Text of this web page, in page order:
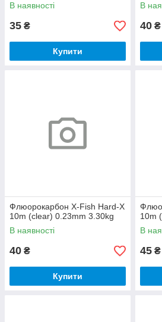
В наявності
35 ₴
Купити
В
40 ₴
Флюорокарбон X-Fish Hard-X
10m (clear) 0.23mm 3.30kg
В наявності
40 ₴
Купити
10m
В
45 ₴